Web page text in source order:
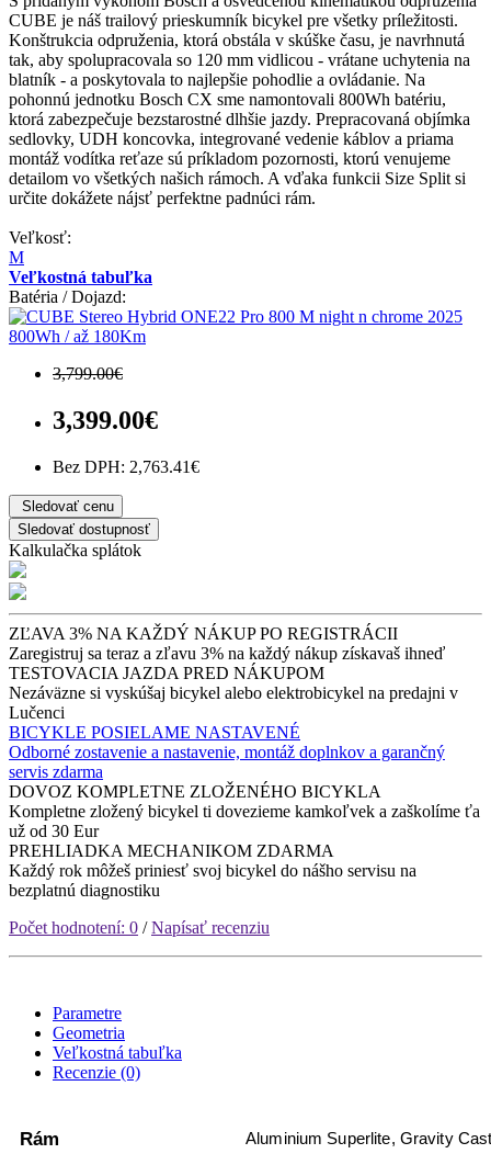
CUBE je náš trailový prieskumník bicykel pre všetky príležitosti.
Konštrukcia odpruženia, ktorá obstála v skúške času, je navrhnutá
tak, aby spolupracovala so 120 mm vidlicou - vrátane uchytenia na
blatník - a poskytovala to najlepšie pohodlie a ovládanie. Na
pohonnú jednotku Bosch CX sme namontovali 800Wh batériu,
ktorá zabezpečuje bezstarostné dlhšie jazdy. Prepracovaná objímka
sedlovky, UDH koncovka, integrované vedenie káblov a priama
montáž vodítka reťaze sú príkladom pozornosti, ktorú venujeme
detailom vo všetkých našich rámoch. A vďaka funkcii Size Split si
určite dokážete nájsť perfektne padnúci rám.
Veľkosť:
M
Veľkostná tabuľka
Batéria / Dojazd:
800Wh / až 180Km
3,799.00€
3,399.00€
Bez DPH: 2,763.41€
Sledovať cenu
Sledovať dostupnosť
Kalkulačka splátok
ZĽAVA 3% NA KAŽDÝ NÁKUP PO REGISTRÁCII
Zaregistruj sa teraz a zľavu 3% na každý nákup získavaš ihneď
TESTOVACIA JAZDA PRED NÁKUPOM
Nezáväzne si vyskúšaj bicykel alebo elektrobicykel na predajni v
Lučenci
BICYKLE POSIELAME NASTAVENÉ
Odborné zostavenie a nastavenie, montáž doplnkov a garančný
servis zdarma
DOVOZ KOMPLETNE ZLOŽENÉHO BICYKLA
Kompletne zložený bicykel ti dovezieme kamkoľvek a zaškolíme ťa
už od 30 Eur
PREHLIADKA MECHANIKOM ZDARMA
Každý rok môžeš priniesť svoj bicykel do nášho servisu na
bezplatnú diagnostiku
Počet hodnotení: 0 /Napísať recenziu
Parametre
Geometria
Veľkostná tabuľka
Recenzie (0)
Rám Aluminium Superlite, Gravity